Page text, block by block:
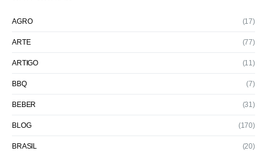
AGRO (17)
ARTE (77)
ARTIGO (11)
BBQ (7)
BEBER (31)
BLOG (170)
BRASIL (20)